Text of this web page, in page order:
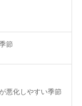
節
悪化しやすい季節